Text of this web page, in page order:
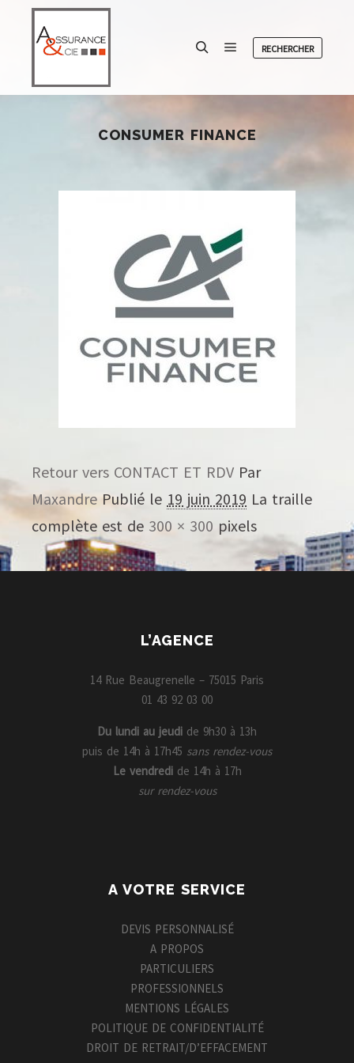
RECHERCHER
CONSUMER FINANCE
Retour vers CONTACT ET RDV Par
Maxandre Publié le 19 juin 2019 La traille
complète est de 300 × 300 pixels
L’AGENCE
14 Rue Beaugrenelle – 75015 Paris
01 43 92 03 00
Du lundi au jeudi de 9h30 à 13h
puis de 14h à 17h45 sans rendez-vous
Le vendredi de 14h à 17h
sur rendez-vous
A VOTRE SERVICE
DEVIS PERSONNALISÉ
A PROPOS
PARTICULIERS
PROFESSIONNELS
MENTIONS LÉGALES
POLITIQUE DE CONFIDENTIALITÉ
DROIT DE RETRAIT/D’EFFACEMENT